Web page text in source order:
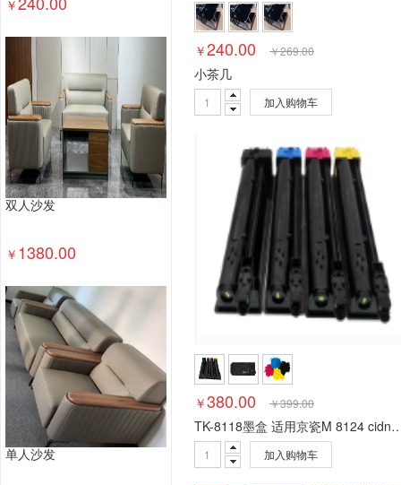
台式计算机（含一体机台式电脑）
￥
双人沙发
￥ 1380.00
单人沙发
￥240.00 ￥269.00
小茶几
加入购物车
￥380.00 ￥399.00
TK-8118墨盒 适用京瓷M
加入购物车